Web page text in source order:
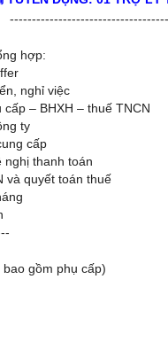
hợp:
nghỉ việc
– BHXH – thuế TNCN
ty
cấp
thanh toán
và quyết toán thuế
gồm phụ cấp)